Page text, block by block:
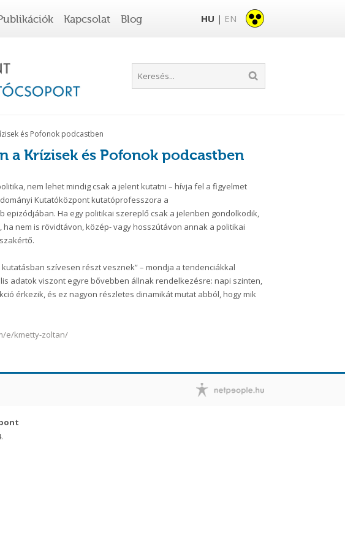
Kapcsolat Blog HU | EN
és Pofonok podcastben
a Krízisek és Pofonok podcastben
nem lehet mindig csak a jelent kutatni – hívja fel a figyelmet
Kutatóközpont kutatóprofesszora a
epizódjában. Ha egy politikai szereplő csak a jelenben gondolkodik,
nem is rövidtávon, közép- vagy hosszútávon annak a politikai
szívesen részt vesznek” – mondja a tendenciákkal
adatok viszont egyre bővebben állnak rendelkezésre: napi szinten,
érkezik, és ez nagyon részletes dinamikát mutat abból, hogy mik
e/kmetty-zoltan/